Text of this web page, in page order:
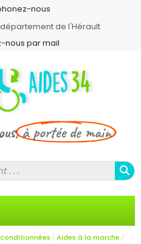
nous
de l'Hérault
nous par mail
à portée de main
Aides à la marche